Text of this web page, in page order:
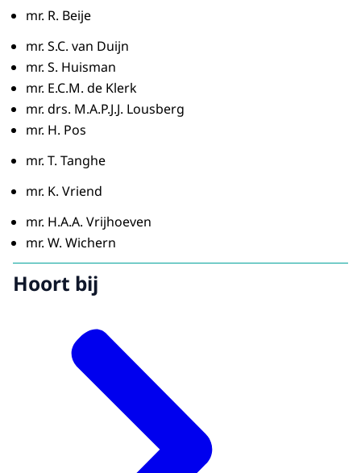
mr. R. Beije
mr. S.C. van Duijn
mr. S. Huisman
mr. E.C.M. de Klerk
mr. drs. M.A.P.J.J. Lousberg
mr. H. Pos
mr. T. Tanghe
mr. K. Vriend
mr. H.A.A. Vrijhoeven
mr. W. Wichern
Hoort bij